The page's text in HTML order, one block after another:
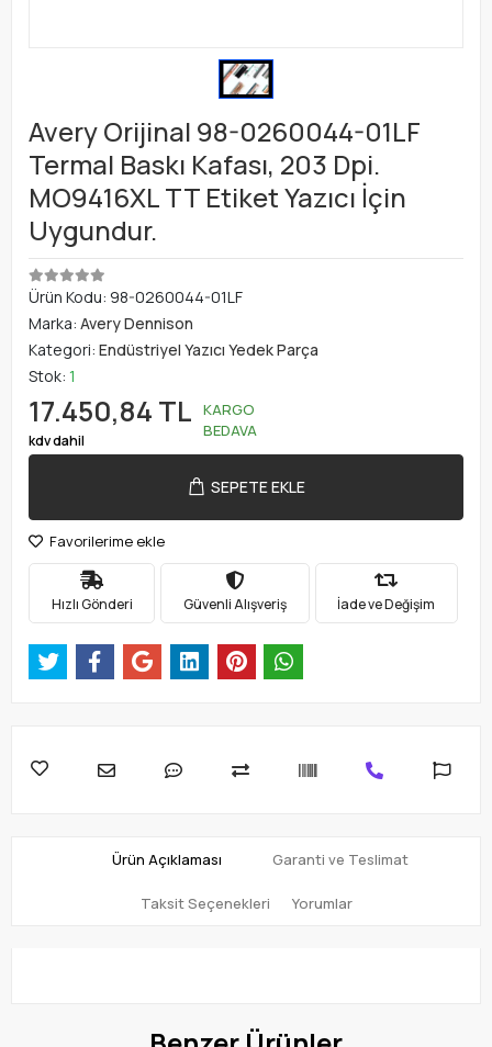
Avery Orijinal 98-0260044-01LF
Termal Baskı Kafası, 203 Dpi.
MO9416XL TT Etiket Yazıcı İçin
Uygundur.
Ürün Kodu: 98-0260044-01LF
Marka: Avery Dennison
Kategori: Endüstriyel Yazıcı Yedek Parça
Stok: 1
17.450,84 TL
kdv dahil
KARGO
BEDAVA
SEPETE EKLE
Favorilerime ekle
Hızlı Gönderi Güvenli Alışveriş İade ve Değişim
Ürün Açıklaması Garanti ve Teslimat
Taksit Seçenekleri Yorumlar